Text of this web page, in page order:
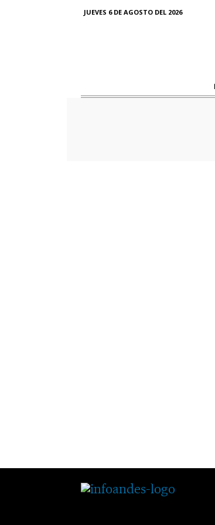
JUEVES 6 DE AGOSTO DEL 2026